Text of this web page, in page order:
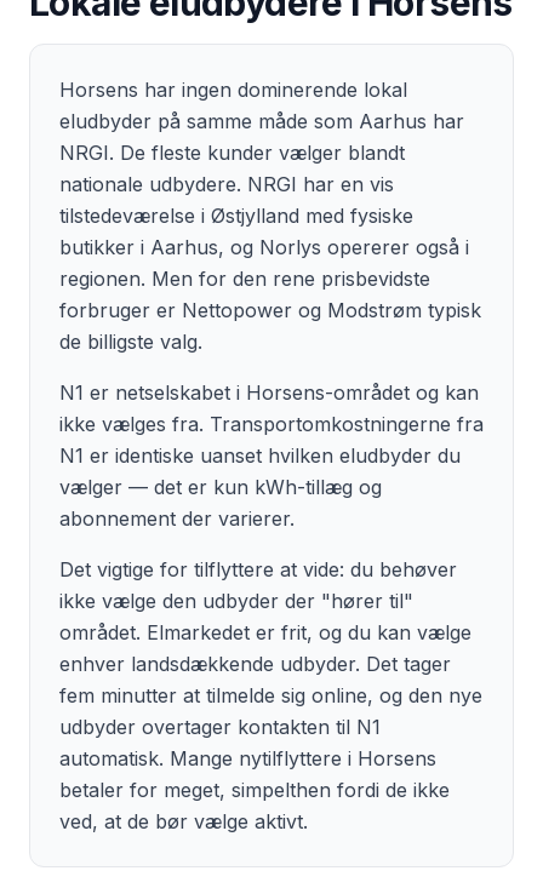
Horsens har ingen dominerende lokal
eludbyder på samme måde som Aarhus har
NRGI. De fleste kunder vælger blandt
nationale udbydere. NRGI har en vis
tilstedeværelse i Østjylland med fysiske
butikker i Aarhus, og Norlys opererer også i
regionen. Men for den rene prisbevidste
forbruger er Nettopower og Modstrøm typisk
de billigste valg.
N1 er netselskabet i Horsens-området og kan
ikke vælges fra. Transportomkostningerne fra
N1 er identiske uanset hvilken eludbyder du
vælger — det er kun kWh-tillæg og
abonnement der varierer.
Det vigtige for tilflyttere at vide: du behøver
ikke vælge den udbyder der "hører til"
området. Elmarkedet er frit, og du kan vælge
enhver landsdækkende udbyder. Det tager
fem minutter at tilmelde sig online, og den nye
udbyder overtager kontakten til N1
automatisk. Mange nytilflyttere i Horsens
betaler for meget, simpelthen fordi de ikke
ved, at de bør vælge aktivt.